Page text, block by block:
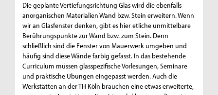
Die geplante Vertiefungsrichtung Glas wird die ebenfalls
anorganischen Materialien Wand bzw. Stein erweitern. Wenn
wir an Glasfenster denken, gibt es hier etliche unmittelbare
Berührungspunkte zur Wand bzw. zum Stein. Denn
schließlich sind die Fenster von Mauerwerk umgeben und
häufig sind diese Wände farbig gefasst. In das bestehende
Curriculum müssen glasspezifische Vorlesungen, Seminare
und praktische Übungen eingepasst werden. Auch die
Werkstätten an der TH Köln brauchen eine etwas erweiterte,